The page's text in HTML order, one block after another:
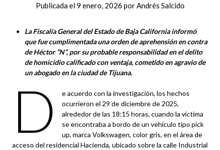
Publicada el9 enero, 2026 porAndrés Salcido
La Fiscalía General del Estado de Baja California informó
que fue cumplimentada una orden de aprehensión en contra
de Héctor “N”, por su probable responsabilidad en el delito
de homicidio calificado con ventaja, cometido en agravio de
un abogado en la ciudad de Tijuana.
D
e acuerdo con la investigación, los hechos
ocurrieron el 29 de diciembre de 2025,
alrededor de las 18:15 horas, cuando la víctima
se encontraba a bordo de un vehículo tipo pick
up, marca Volkswagen, color gris, en el área de
acceso del residencial Hacienda, ubicado sobre la calle Industrial